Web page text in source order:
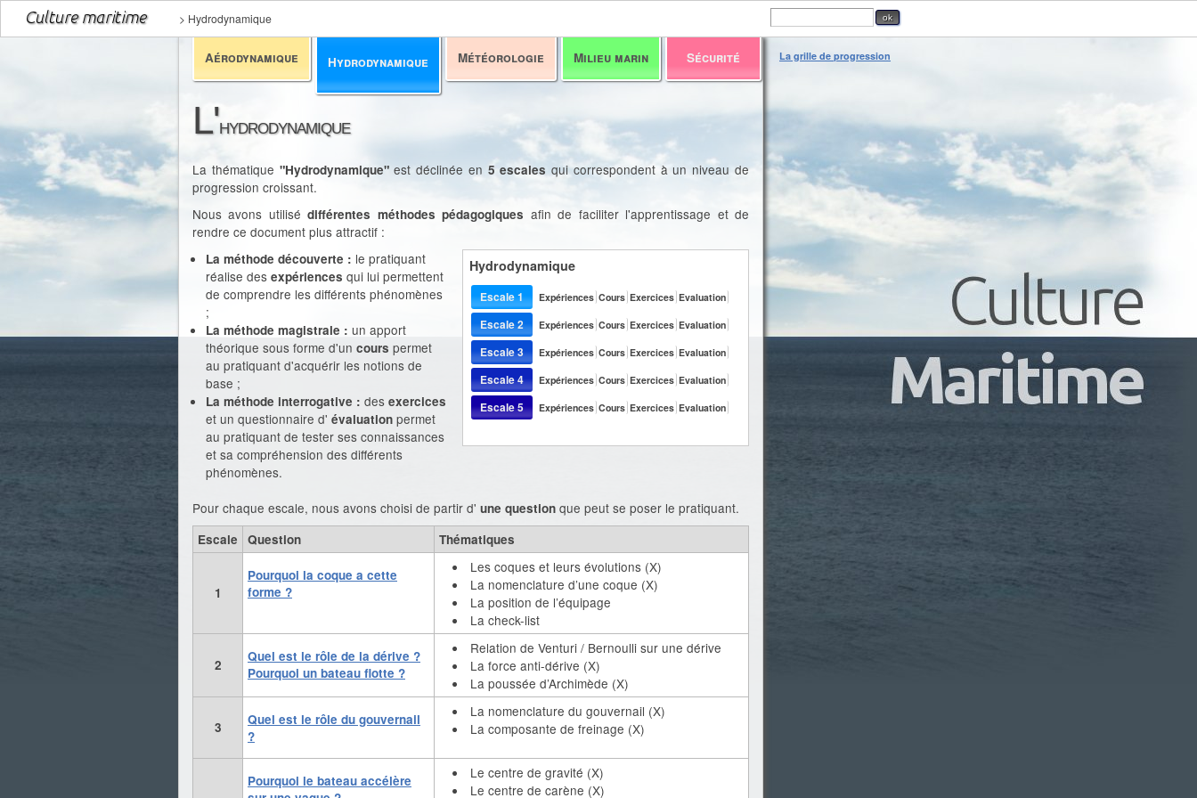
Aérodynamique Hydrodynamique Météorologie Milieu marin Sécurité
> Hydrodynamique
La grille de progression
L'hydrodynamique
La thématique "Hydrodynamique"est déclinée en 5 escalesqui correspondent à un niveau de
progression croissant.
Nous avons utilisédifférentes méthodes pédagogiques afin de faciliter l'apprentissage et de
rendre ce document plus attractif :
La méthode découverte : le pratiquant
réalise des expériences qui lui permettent
de comprendre les différents phénomènes
;
La méthode magistrale : un apport
théorique sous forme d'un cours permet
au pratiquant d'acquérir les notions de
base ;
La méthode interrogative : des exercices
et un questionnaire d' évaluation permet
au pratiquant de tester ses connaissances
et sa compréhension des différents
phénomènes.
Hydrodynamique
Escale 1 Expériences Cours Exercices Evaluation
Escale 2 Expériences Cours Exercices Evaluation
Escale 3 Expériences Cours Exercices Evaluation
Escale 4 Expériences Cours Exercices Evaluation
Escale 5 Expériences Cours Exercices Evaluation
Pour chaque escale, nous avons choisi de partir d' une question que peut se poser le pratiquant.
Escale Question Thématiques
1
Pourquoi la coque a cette
forme ?
Les coques et leurs évolutions (X)
La nomenclature d’une coque (X)
La position de l’équipage
La check-list
2
Quel est le rôle de la dérive ?
Pourquoi un bateau flotte ?
Relation de Venturi / Bernoulli sur une dérive
La force anti-dérive (X)
La poussée d’Archimède (X)
3
Quel est le rôle du gouvernail
?
La nomenclature du gouvernail (X)
La composante de freinage (X)
Pourquoi le bateau accélère
Le centre de gravité (X)
Le centre de carène (X)